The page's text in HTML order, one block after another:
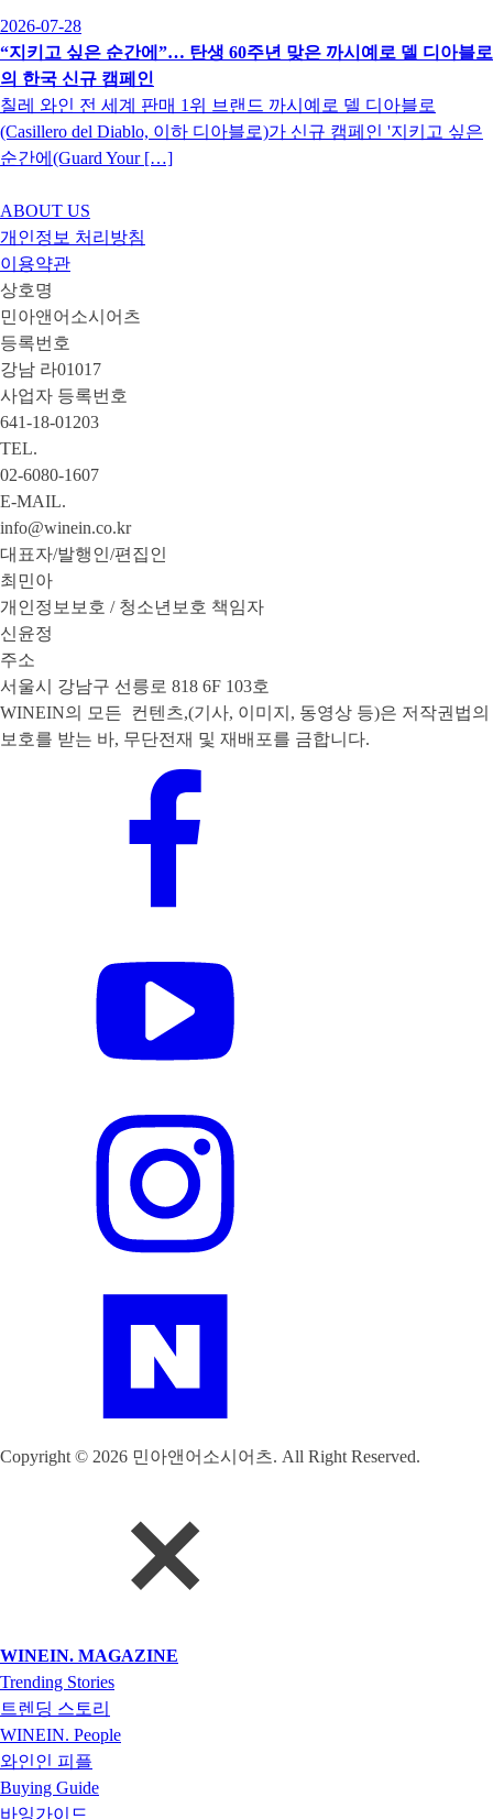
2026-07-28
“지키고 싶은 순간에”… 탄생 60주년 맞은 까시예로 델 디아블로
의 한국 신규 캠페인
칠레 와인 전 세계 판매 1위 브랜드 까시예로 델 디아블로
(Casillero del Diablo, 이하 디아블로)가 신규 캠페인 '지키고 싶은
순간에(Guard Your […]
ABOUT US
개인정보 처리방침
이용약관
상호명
민아앤어소시어츠
등록번호
강남 라01017
사업자 등록번호
641-18-01203
TEL.
02-6080-1607
E-MAIL.
info@winein.co.kr
대표자/발행인/편집인
최민아
개인정보보호 / 청소년보호 책임자
신윤정
주소
서울시 강남구 선릉로 818 6F 103호
WINEIN의 모든 컨텐츠,(기사, 이미지, 동영상 등)은 저작권법의
보호를 받는 바, 무단전재 및 재배포를 금합니다.
Copyright © 2026 민아앤어소시어츠. All Right Reserved.
WINEIN. MAGAZINE
Trending Stories
트렌딩 스토리
WINEIN. People
와인인 피플
Buying Guide
바잉가이드